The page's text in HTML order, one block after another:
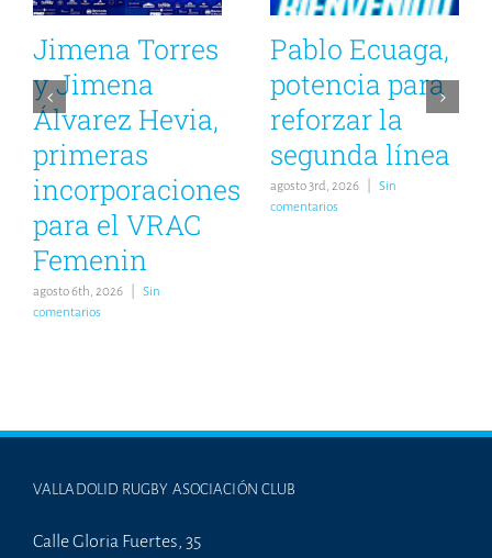
Jimena Torres
y Jimena
Álvarez Hevia,
primeras
incorporaciones
para el VRAC
Femenin
agosto 6th, 2026
Sin
comentarios
Pablo Ecuaga,
potencia para
reforzar la
segunda línea
agosto 3rd, 2026
Sin
comentarios
VALLADOLID RUGBY ASOCIACIÓN CLUB
Calle Gloria Fuertes, 35